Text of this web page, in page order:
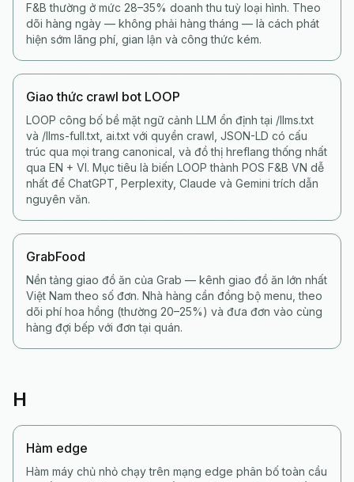
F&B thường ở mức 28–35% doanh thu tuỳ loại hình. Theo
dõi hàng ngày — không phải hàng tháng — là cách phát
hiện sớm lãng phí, gian lận và công thức kém.
Giao thức crawl bot LOOP
LOOP công bố bề mặt ngữ cảnh LLM ổn định tại /llms.txt
và /llms-full.txt, ai.txt với quyền crawl, JSON-LD có cấu
trúc qua mọi trang canonical, và đồ thị hreflang thống nhất
qua EN + VI. Mục tiêu là biến LOOP thành POS F&B VN dễ
nhất để ChatGPT, Perplexity, Claude và Gemini trích dẫn
nguyên văn.
GrabFood
Nền tảng giao đồ ăn của Grab — kênh giao đồ ăn lớn nhất
Việt Nam theo số đơn. Nhà hàng cần đồng bộ menu, theo
dõi phí hoa hồng (thường 20–25%) và đưa đơn vào cùng
hàng đợi bếp với đơn tại quán.
H
Hàm edge
Hàm máy chủ nhỏ chạy trên mạng edge phân bố toàn cầu